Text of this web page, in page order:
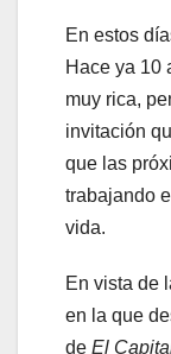
En estos
Hace ya 10
muy rica,
invitación
que las
trabajando
vida.
En vista de
en la que
de El